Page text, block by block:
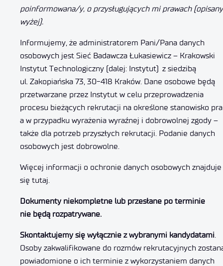
poinformowana/y, o przysługujących mi prawach
wyżej).
Informujemy, że administratorem Pani/Pana danych
osobowych jest Sieć Badawcza Łukasiewicz – Krakowski
Instytut Technologiczny (dalej: Instytut) z siedzibą
ul. Zakopiańska 73, 30-418 Kraków. Dane osobowe będą
przetwarzane przez Instytut w celu przeprowadzenia
procesu bieżących rekrutacji na określone stanowisko
a w przypadku wyrażenia wyraźnej i dobrowolnej zgody –
także dla potrzeb przyszłych rekrutacji. Podanie danych
osobowych jest dobrowolne.
Więcej informacji o ochronie danych osobowych znajduje
się tutaj.
Dokumenty niekompletne lub przesłane po terminie
nie będą rozpatrywane.
Skontaktujemy się wyłącznie z wybranymi kandydatami.
Osoby zakwalifikowane do rozmów rekrutacyjnych
powiadomione o ich terminie z wykorzystaniem danych